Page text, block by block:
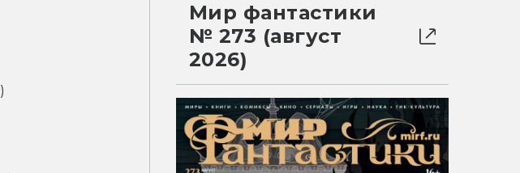
Мир фантастики
№ 273 (август
2026)